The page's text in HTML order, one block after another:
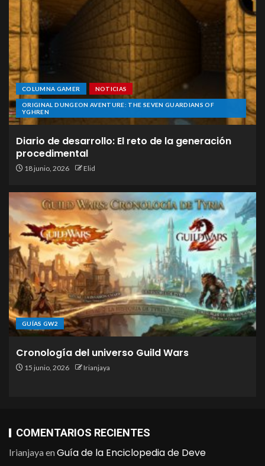
COLUMNA GAMER NOTICIAS
ORIGINAL DUNGEON AVENTURE: THE SEVEN GUARDIANS OF
YGHREN
Diario de desarrollo: El reto de la generación
procedimental
18 junio, 2026 Elid
GUÍAS GW2
Cronología del universo Guild Wars
15 junio, 2026 Irianjaya
COMENTARIOS RECIENTES
IrianjayaenGuía de la Enciclopedia de Deve